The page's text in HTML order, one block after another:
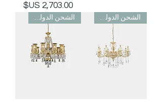
السعر
الشحن الدولي مجاني الشحن الدولي مجاني